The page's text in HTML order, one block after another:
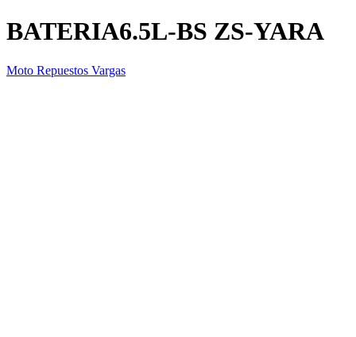
BATERIA6.5L-BS ZS-YARA
Moto Repuestos Vargas